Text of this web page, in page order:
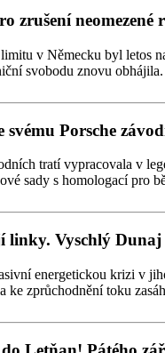
zrušení
v Německu byl letos
svobodu znovu obhájila.
svému Porsche
tratí vypracovala v
sady s homologací pro
linky. Vyschlý
energetickou krizi v
zprůchodnění toku